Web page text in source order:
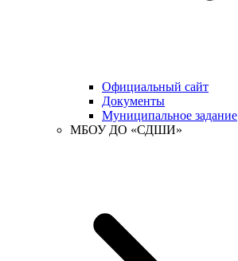
Официальный сайт
Документы
Муниципальное задание
МБОУ ДО «СДШИ»